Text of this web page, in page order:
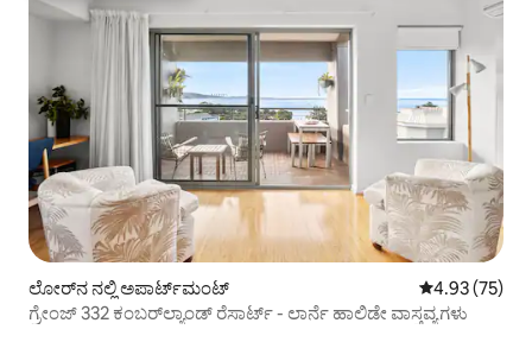
ಲೋರ್‌ನ ನಲ್ಲಿ ಅಪಾರ್ಟ್‌ಮಂಟ್ 5 ರಲ್ಲಿ 4.93
4.93 (75)
ಗ್ರೇಂಜ್ 332 ಕಂಬರ್‌ಲ್ಯಾಂಡ್ ರೆಸಾರ್ಟ್ - ಲಾರ್ನೆ ಹಾಲಿಡೇ ವಾಸ್ತವ್ಯಗಳು